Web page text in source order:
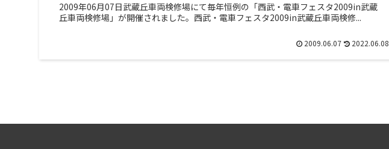
2009年06月07日武蔵丘車両検修場にて毎年恒例の「西武・電車フェスタ2009in武蔵
丘車両検修場」が開催されました。西武・電車フェスタ2009in武蔵丘車両検修...
2009.06.07 2022.06.08